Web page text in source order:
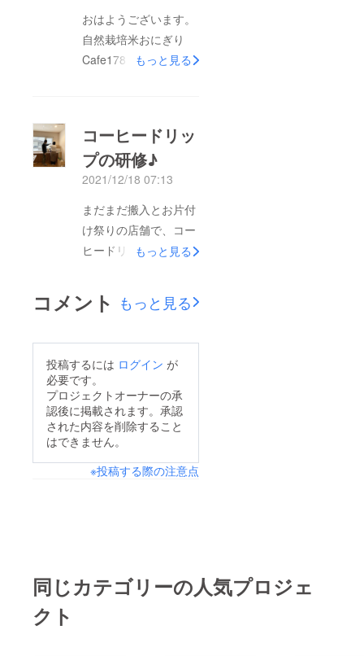
には届かなかったもの
の、沢山のご支援、そ
して応援メッセージ、
か、とてもとても励み
になりました。重ねて
お礼申し上げます。な
のお返事を頂いていな
い方が数名いらっしゃ
います。お気付きの時
です。どうぞよろしく
お願い致します。
事、お店をオープンす
ることができました。
沢山の方にお力添えを
頂き、また、お花やお
祝いなどのお気遣いを
頂き、本当にありがと
うございます。おかげ
ております。まずはで
きることからのスター
おはようございます。
自然栽培米おにぎり
Cafe178ミヤノサワ稲
くれています。私だけ
ではなく、スタッフさ
んもインタビューに答
えてくださって、ここ
数日、せっせとまとめ
ておりました。彼女の
レポートはこんな締め
フェだけに言えること
られた時間やお金の中
でどのようにすれば最
善を尽くすことが出来
るのかを考えに考え抜
いて答えを出さなけれ
ばいけないというの
が、大変ですがとても
えるかを考えて試作を
もっと見る
コーヒードリッ
プの研修♪
2021/12/18 07:13
まだまだ搬入とお片付
け祭りの店舗で、コー
ヒードリップの研修で
コーヒーさんのブレン
ドとデカフェ（ノンカ
なっていて、それだけ
でもワクワクなのに、
リタルコーヒーのオー
ナー三上さん自ら、ド
さるってことで、私も
か貴重なお時間を割い
て頂き、惜しみなく教
もっと見る
コメント もっと見る
投稿するには ログイン が
必要です。
プロジェクトオーナーの承
認後に掲載されます。承認
された内容を削除すること
はできません。
※投稿する際の注意点
同じカテゴリーの人気プロジェ
クト